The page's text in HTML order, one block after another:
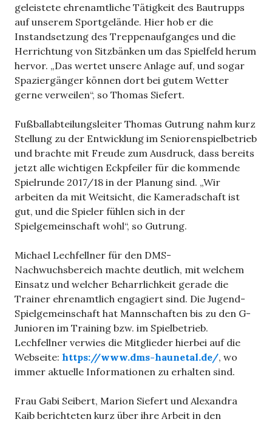
geleistete ehrenamtliche Tätigkeit des Bautrupps
auf unserem Sportgelände. Hier hob er die
Instandsetzung des Treppenaufganges und die
Herrichtung von Sitzbänken um das Spielfeld herum
hervor. „Das wertet unsere Anlage auf, und sogar
Spaziergänger können dort bei gutem Wetter
gerne verweilen“, so Thomas Siefert.
Fußballabteilungsleiter Thomas Gutrung nahm kurz
Stellung zu der Entwicklung im Seniorenspielbetrieb
und brachte mit Freude zum Ausdruck, dass bereits
jetzt alle wichtigen Eckpfeiler für die kommende
Spielrunde 2017/18 in der Planung sind. „Wir
arbeiten da mit Weitsicht, die Kameradschaft ist
gut, und die Spieler fühlen sich in der
Spielgemeinschaft wohl“, so Gutrung.
Michael Lechfellner für den DMS-
Nachwuchsbereich machte deutlich, mit welchem
Einsatz und welcher Beharrlichkeit gerade die
Trainer ehrenamtlich engagiert sind. Die Jugend-
Spielgemeinschaft hat Mannschaften bis zu den G-
Junioren im Training bzw. im Spielbetrieb.
Lechfellner verwies die Mitglieder hierbei auf die
Webseite: https://www.dms-haunetal.de/, wo
immer aktuelle Informationen zu erhalten sind.
Frau Gabi Seibert, Marion Siefert und Alexandra
Kaib berichteten kurz über ihre Arbeit in den